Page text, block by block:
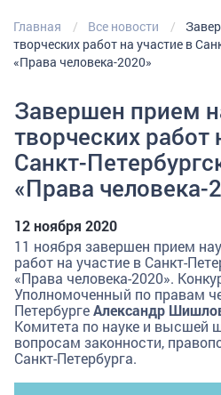
Главная Все новости
творческих работ на участие в
«Права человека-2020»
Завершен прием
творческих работ
Санкт-
«Права человека-
12 ноября 2020
11 ноября завершен прием
работ на участие в Санкт-
«Права человека-2020».
Уполномоченный по правам
ПетербургеАлександр
Комитета по науке и высшей
вопросам законности,
Санкт-Петербурга.